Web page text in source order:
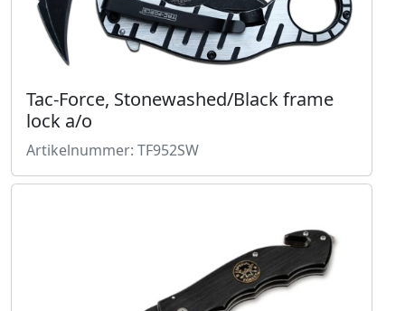
Tac-Force, Stonewashed/Black frame
lock a/o
Artikelnummer: TF952SW